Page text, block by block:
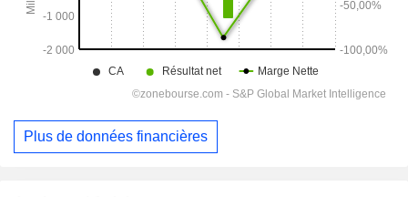
Plus de données financières